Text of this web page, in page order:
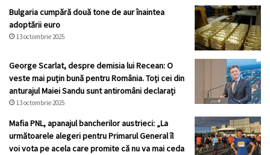
aproape
de
Pământ
Bulgaria cumpără două tone de aur înaintea
adoptării euro
13 octombrie 2025
George Scarlat, despre demisia lui Recean: O
veste mai puțin bună pentru România. Toți cei din
anturajul Maiei Sandu sunt antiromâni declarați
13 octombrie 2025
Mafia PNL, apanajul bancherilor austrieci: „La
următoarele alegeri pentru Primarul General îl
voi vota pe acela care promite că nu va mai ceda